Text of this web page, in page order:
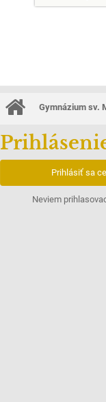
Gymnázium sv.
Prihlásiť sa
Neviem